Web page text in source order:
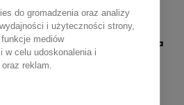
i zabudowy na targi
2017, Hong Kong, 14-16 listopada
do gromadzenia oraz analizy
i użyteczności strony,
mediów
w celu udoskonalenia i
reklam.